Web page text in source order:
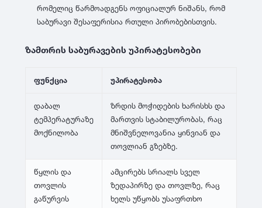
რომელიც წარმოადგენს ოფიციალურ ნიშანს, რომ
საბურავი შესაფერისია რთული პირობებისთვის.
ზამთრის საბურავების უპირატესობები
ფუნქცია უპირატესობა
დაბალ
ტემპერატურაზე
მოქნილობა
ზრდის მოჭიდების ხარისხს და
მართვის სტაბილურობას, რაც
მნიშვნელოვანია ყინვიან და
თოვლიან გზებზე.
წყლის და
თოვლის
გაწურვის
ამცირებს სრიალს სველ
ზედაპირზე და თოვლზე, რაც
ხელს უწყობს უსაფრთხო